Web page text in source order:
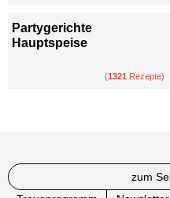
Partygerichte
Hauptspeise
(1321 Rezepte)
zum